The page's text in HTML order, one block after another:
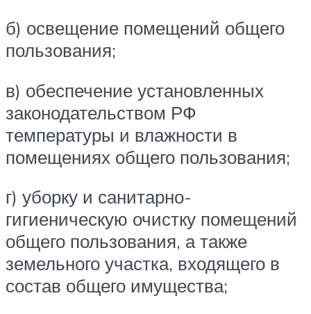
б) освещение помещений общего
пользования;
в) обеспечение установленных
законодательством РФ
температуры и влажности в
помещениях общего пользования;
г) уборку и санитарно-
гигиеническую очистку помещений
общего пользования, а также
земельного участка, входящего в
состав общего имущества;